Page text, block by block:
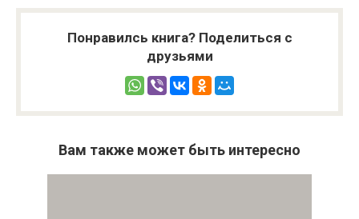
Понравилсь книга? Поделиться с
друзьями
Вам также может быть интересно